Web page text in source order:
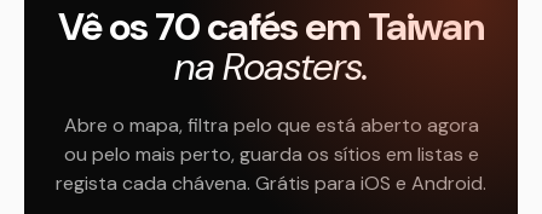
Vê os 70 cafés em Taiwan
na Roasters.
Abre o mapa, filtra pelo que está aberto agora
ou pelo mais perto, guarda os sítios em listas e
regista cada chávena. Grátis para iOS e Android.